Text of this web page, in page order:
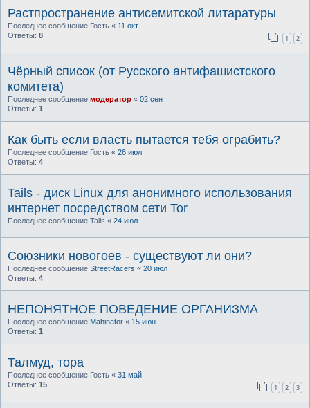
Растпространение антисемитской литаратуры
Последнее сообщение Гость « 11 окт
Ответы: 8 1 2
Чёрный список (от Русского антифашистского
комитета)
Последнее сообщение модератор « 02 сен
Ответы: 1
Как быть если власть пытается тебя ограбить?
Последнее сообщение Гость « 26 июл
Ответы: 4
Tails - диск Linux для анонимного использования
интернет посредством сети Tor
Последнее сообщение Tails « 24 июл
Союзники новогоев - существуют ли они?
Последнее сообщение StreetRacers « 20 июл
Ответы: 4
НЕПОНЯТНОЕ ПОВЕДЕНИЕ ОРГАНИЗМА
Последнее сообщение Mahinator « 15 июн
Ответы: 1
Талмуд, тора
Последнее сообщение Гость « 31 май
Ответы: 15 1 2 3